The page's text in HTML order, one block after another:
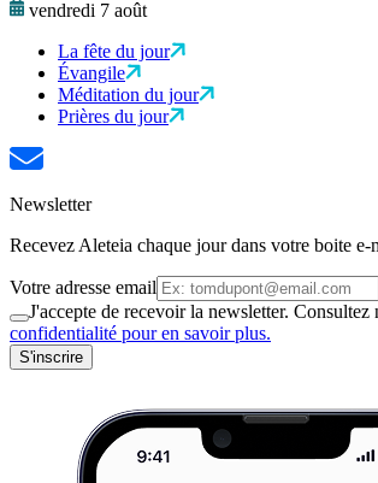
vendredi 7 août
La fête du jour
Évangile
Méditation du jour
Prières du jour
Newsletter
Recevez Aleteia chaque jour dans votre boite e-
Votre adresse email
J'accepte de recevoir la newsletter. Consultez
confidentialité pour en savoir plus.
S'inscrire